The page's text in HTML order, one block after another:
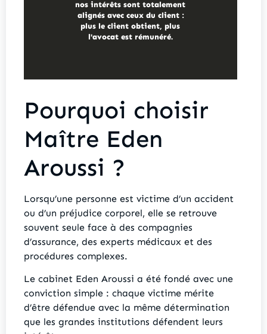
nos intérêts sont totalement
alignés avec ceux du client :
plus le client obtient, plus
l'avocat est rémunéré.
Pourquoi choisir
Maître Eden
Aroussi ?
Lorsqu’une personne est victime d’un accident
ou d’un préjudice corporel, elle se retrouve
souvent seule face à des compagnies
d’assurance, des experts médicaux et des
procédures complexes.
Le cabinet Eden Aroussi a été fondé avec une
conviction simple : chaque victime mérite
d’être défendue avec la même détermination
que les grandes institutions défendent leurs